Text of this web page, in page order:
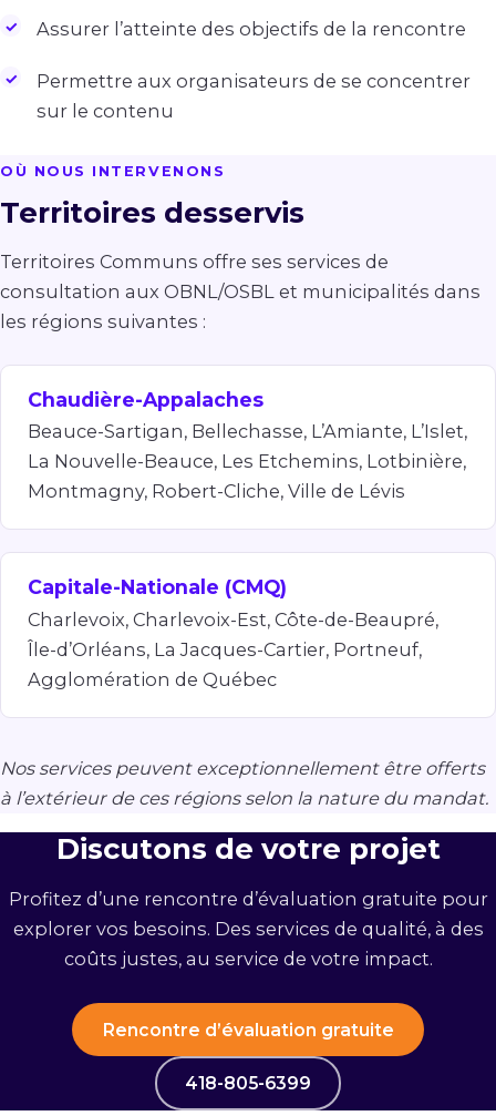
Assurer l’atteinte des objectifs de la rencontre
Permettre aux organisateurs de se concentrer
sur le contenu
OÙ NOUS INTERVENONS
Territoires desservis
Territoires Communs offre ses services de
consultation aux OBNL/OSBL et municipalités dans
les régions suivantes :
Chaudière-Appalaches
Beauce-Sartigan, Bellechasse, L’Amiante, L’Islet,
La Nouvelle-Beauce, Les Etchemins, Lotbinière,
Montmagny, Robert-Cliche, Ville de Lévis
Capitale-Nationale (CMQ)
Charlevoix, Charlevoix-Est, Côte-de-Beaupré,
Île-d’Orléans, La Jacques-Cartier, Portneuf,
Agglomération de Québec
Nos services peuvent exceptionnellement être offerts
à l’extérieur de ces régions selon la nature du mandat.
Discutons de votre projet
Profitez d’une rencontre d’évaluation gratuite pour
explorer vos besoins. Des services de qualité, à des
coûts justes, au service de votre impact.
Rencontre d’évaluation gratuite
418-805-6399